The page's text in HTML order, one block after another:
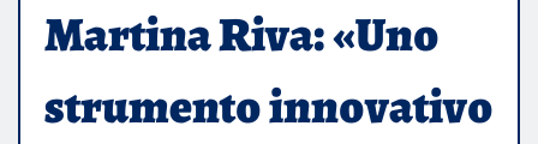
Martina Riva: «Uno
strumento innovativo